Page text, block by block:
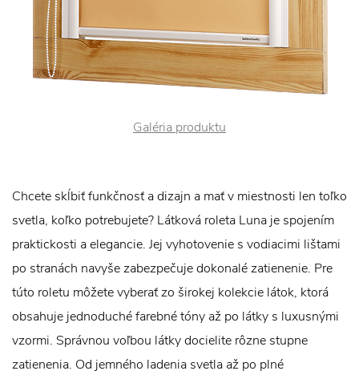
Galéria produktu
Chcete skĺbiť funkčnosť a dizajn a mať v miestnosti len toľko
svetla, koľko potrebujete? Látková roleta Luna je spojením
praktickosti a elegancie. Jej vyhotovenie s vodiacimi lištami
po stranách navyše zabezpečuje dokonalé zatienenie. Pre
túto roletu môžete vyberať zo širokej kolekcie látok, ktorá
obsahuje jednoduché farebné tóny až po látky s luxusnými
vzormi. Správnou voľbou látky docielite rôzne stupne
zatienenia. Od jemného ladenia svetla až po plné